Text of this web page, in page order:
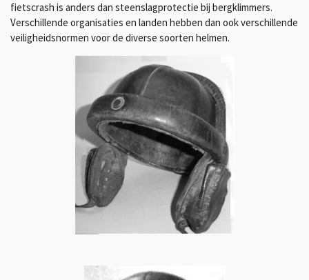
fietscrash is anders dan steenslagprotectie bij bergklimmers.
Verschillende organisaties en landen hebben dan ook verschillende
veiligheidsnormen voor de diverse soorten helmen.